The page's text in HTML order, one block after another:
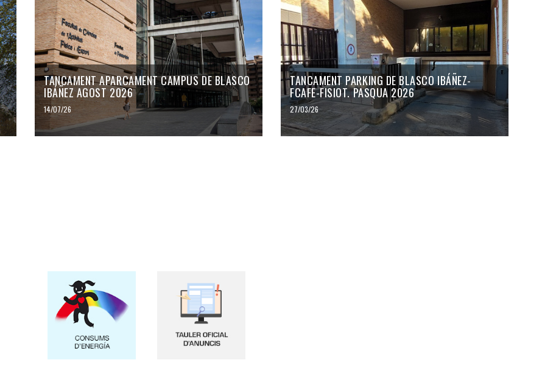
TANCAMENT APARCAMENT CAMPUS DE BLASCO
IBÁÑEZ AGOST 2026
14/07/26
TANCAMENT PARKING DE BLASCO IBÁÑEZ-
FCAFE-FISIOT. PASQUA 2026
27/03/26